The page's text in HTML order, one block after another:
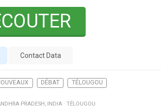
Contact Data
DÉBAT TÉLOUGOU
PRADESH , INDIA · TÉLOUGOU